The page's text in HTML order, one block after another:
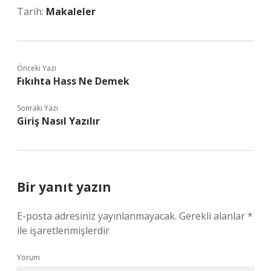
Tarih: Makaleler
Önceki Yazı
Fıkıhta Hass Ne Demek
Sonraki Yazı
Giriş Nasıl Yazılır
Bir yanıt yazın
E-posta adresiniz yayınlanmayacak. Gerekli alanlar*
ile işaretlenmişlerdir
Yorum